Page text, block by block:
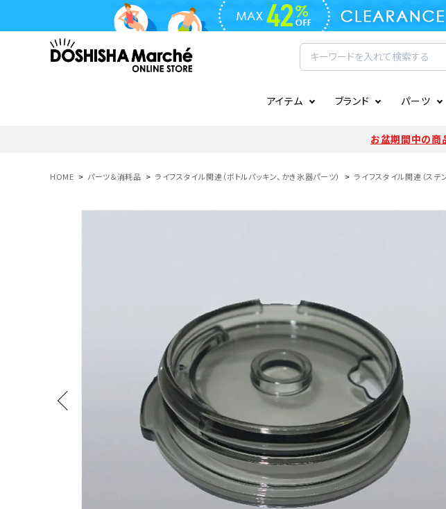
アイテム
フライパン・鍋
寝具
ブランド
オンドゾーン CORELLE
AVISTA ORION
パーツ
送料とお支払いについて
領収書について ご注文後のキャンセルについて
商品レビューについて ギフトラッピング・熨斗について
お盆期間中の商
HOME パーツ＆消耗品 ライフスタイル関連（ボトルパッキン、かき氷器パーツ） ライフスタイル関連（ステ